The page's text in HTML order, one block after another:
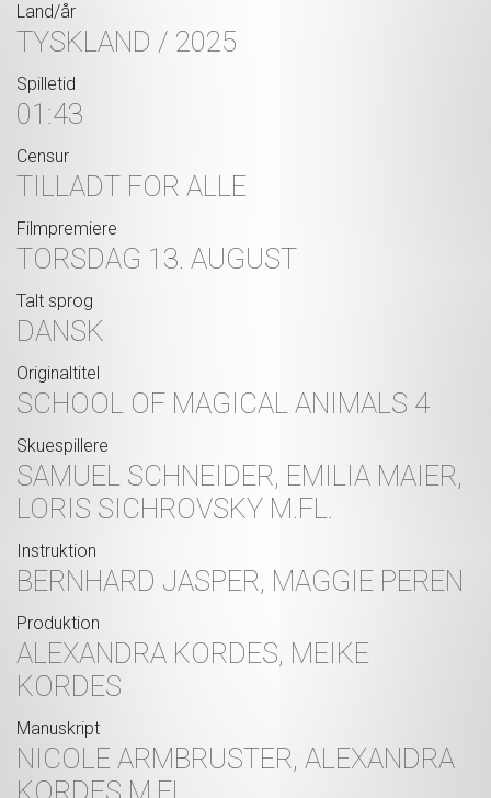
Land/år
TYSKLAND / 2025
Spilletid
01:43
Censur
TILLADT FOR ALLE
Filmpremiere
TORSDAG 13. AUGUST
Talt sprog
DANSK
Originaltitel
SCHOOL OF MAGICAL ANIMALS 4
Skuespillere
SAMUEL SCHNEIDER, EMILIA MAIER,
LORIS SICHROVSKY M.FL.
Instruktion
BERNHARD JASPER, MAGGIE PEREN
Produktion
ALEXANDRA KORDES, MEIKE
KORDES
Manuskript
NICOLE ARMBRUSTER, ALEXANDRA